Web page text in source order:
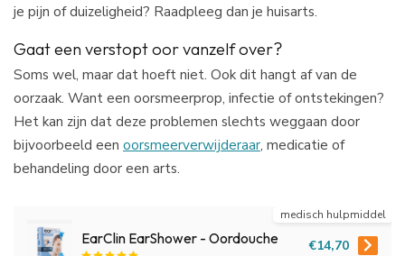
je pijn of duizeligheid? Raadpleeg dan je huisarts.
Gaat een verstopt oor vanzelf over?
Soms wel, maar dat hoeft niet. Ook dit hangt af van de
oorzaak. Want een oorsmeerprop, infectie of ontstekingen?
Het kan zijn dat deze problemen slechts weggaan door
bijvoorbeeld een oorsmeerverwijderaar, medicatie of
behandeling door een arts.
EarClin EarShower - Oordouche
medisch hulpmiddel
€14,70